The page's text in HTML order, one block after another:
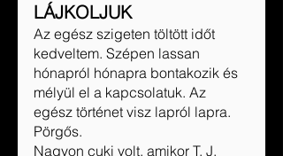
LÁJKOLJUK
Az egész szigeten töltött időt
kedveltem. Szépen lassan
hónapról hónapra bontakozik és
mélyül el a kapcsolatuk. Az
egész történet visz lapról lapra.
Pörgős.
Nagyon cuki volt, amikor T. J.